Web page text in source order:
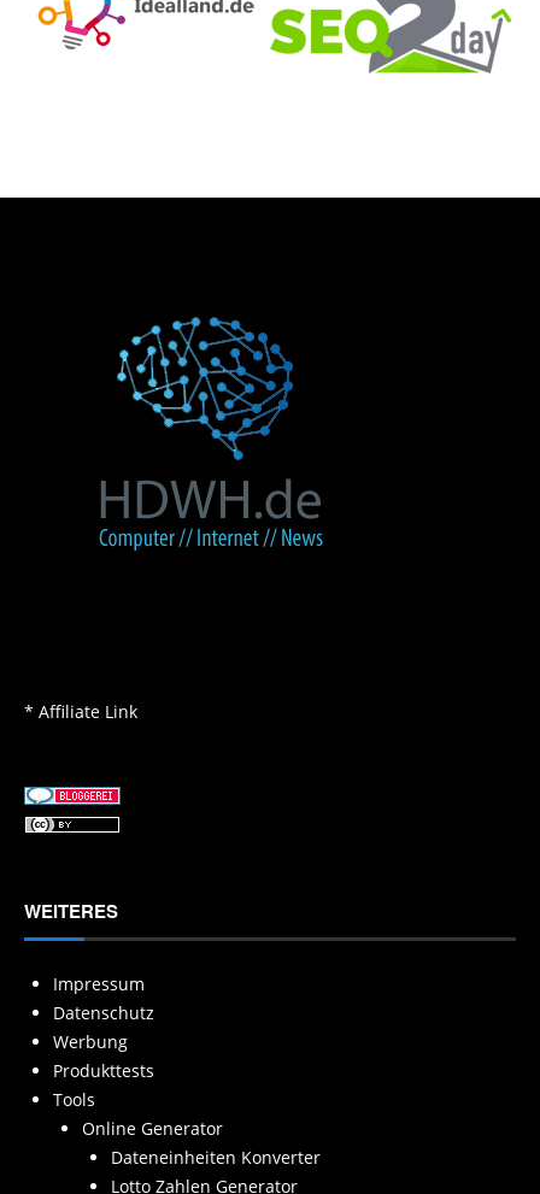
* Affiliate Link
WEITERES
Impressum
Datenschutz
Werbung
Produkttests
Tools
Online Generator
Dateneinheiten Konverter
Lotto Zahlen Generator